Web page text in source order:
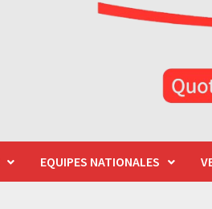
EQUIPES NATIONALES